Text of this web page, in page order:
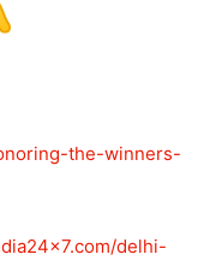
the-winners-
delhi-